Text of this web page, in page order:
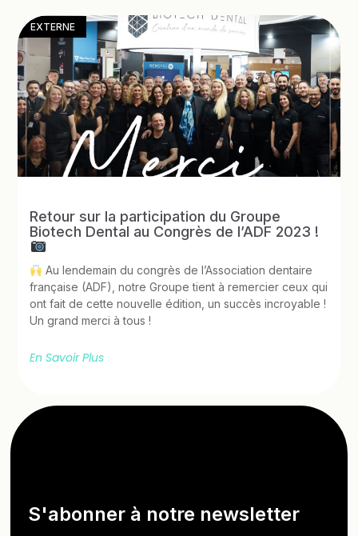
EXTERNE
Retour sur la participation du Groupe
Biotech Dental au Congrès de l’ADF 2023 !
Au lendemain du congrès de l’Association dentaire
française (ADF), notre Groupe tient à remercier ceux qui
ont fait de cette nouvelle édition, un succès incroyable !
Un grand merci à tous !
En Savoir Plus
S'abonner à notre newsletter